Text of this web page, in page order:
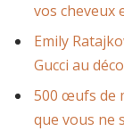
vos cheveux
Emily
Gucci au
500 œufs de
que vous ne